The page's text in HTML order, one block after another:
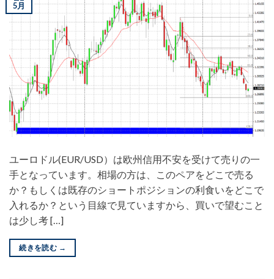
5月
ユーロドル(EUR/USD）は欧州信用不安を受けて売りの一
手となっています。相場の方は、このペアをどこで売る
か？もしくは既存のショートポジションの利食いをどこで
入れるか？という目線で見ていますから、買いで望むこと
は少し考 […]
続きを読む →